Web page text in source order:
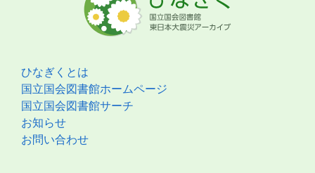
ひなぎくとは
国立国会図書館ホームページ
国立国会図書館サーチ
お知らせ
お問い合わせ